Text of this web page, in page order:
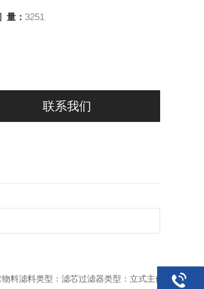
量： 3251
联系我们
料滤料类型：滤芯过滤器类型：立式主体材质